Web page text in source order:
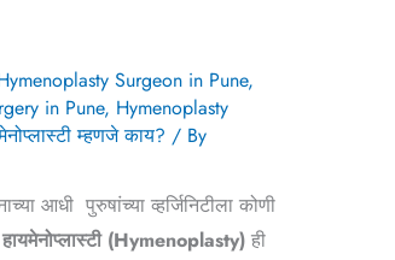
Surgeon in Pune,
in Pune, Hymenoplasty
म्हणजे काय? / By
आधी पुरुषांच्या व्हर्जिनिटीला कोणी
हायमेनोप्लास्टी (Hymenoplasty) ही